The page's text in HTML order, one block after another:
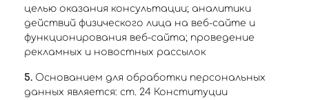
целью оказания консультации; аналитики
действий физического лица на веб-сайте и
функционирования веб-сайта; проведение
рекламных и новостных рассылок
5. Основанием для обработки персональных
данных является: ст. 24 Конституции